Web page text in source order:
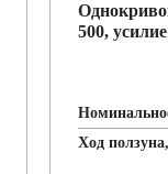
500,
Ход